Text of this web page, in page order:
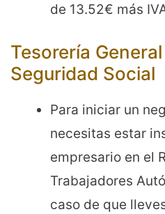
de 13.52€ más
Tesorería
Seguridad Social
Para iniciar un
necesitas estar
empresario en el
Trabajadores
caso de que